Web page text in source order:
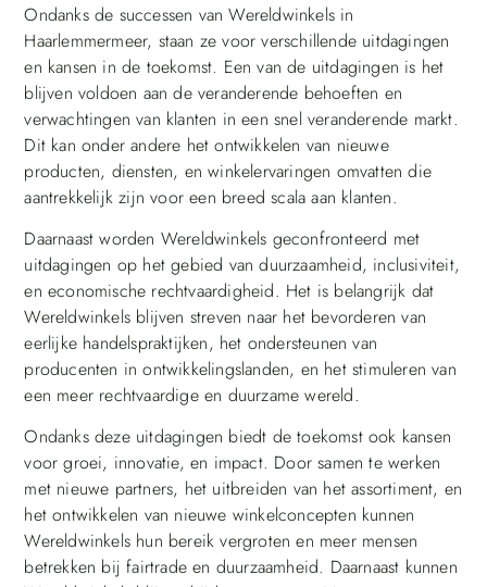
Ondanks de successen van Wereldwinkels in
Haarlemmermeer, staan ze voor verschillende uitdagingen
en kansen in de toekomst. Een van de uitdagingen is het
blijven voldoen aan de veranderende behoeften en
verwachtingen van klanten in een snel veranderende markt.
Dit kan onder andere het ontwikkelen van nieuwe
producten, diensten, en winkelervaringen omvatten die
aantrekkelijk zijn voor een breed scala aan klanten.
Daarnaast worden Wereldwinkels geconfronteerd met
uitdagingen op het gebied van duurzaamheid, inclusiviteit,
en economische rechtvaardigheid. Het is belangrijk dat
Wereldwinkels blijven streven naar het bevorderen van
eerlijke handelspraktijken, het ondersteunen van
producenten in ontwikkelingslanden, en het stimuleren van
een meer rechtvaardige en duurzame wereld.
Ondanks deze uitdagingen biedt de toekomst ook kansen
voor groei, innovatie, en impact. Door samen te werken
met nieuwe partners, het uitbreiden van het assortiment, en
het ontwikkelen van nieuwe winkelconcepten kunnen
Wereldwinkels hun bereik vergroten en meer mensen
betrekken bij fairtrade en duurzaamheid. Daarnaast kunnen